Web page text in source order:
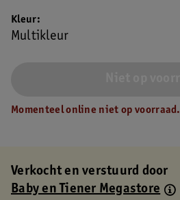
Kleur
Multikleur
Momenteel online niet op voorraad.
Verkocht en verstuurd door
Baby en Tiener Megastore